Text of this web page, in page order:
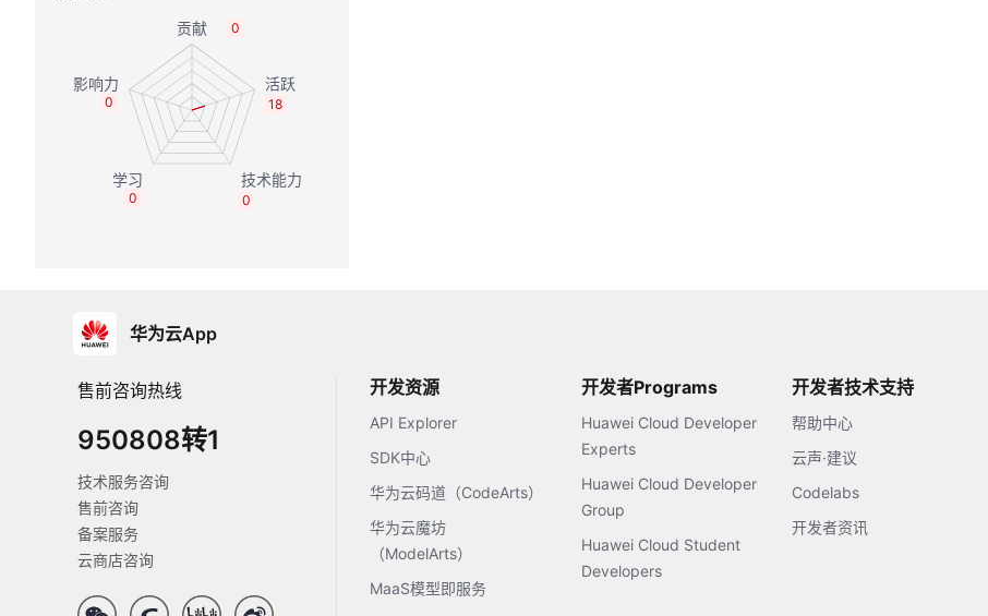
0
18
0
0
0
华为云App
售前咨询热线
950808转1
技术服务咨询
售前咨询
备案服务
云商店咨询
开发资源
API Explorer
SDK中心
华为云码道（CodeArts）
华为云魔坊
（ModelArts）
MaaS模型即服务
开发者Programs
Huawei Cloud Developer
Experts
Huawei Cloud Developer
Group
Huawei Cloud Student
Developers
开发者技术支持
帮助中心
云声·建议
Codelabs
开发者资讯